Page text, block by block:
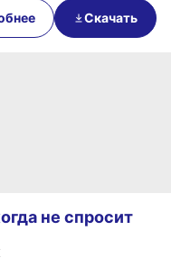
Скачать
не спросит